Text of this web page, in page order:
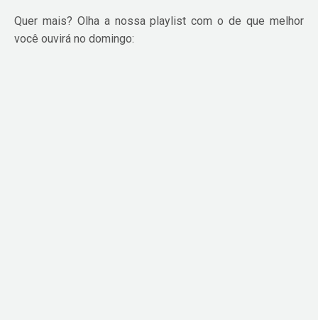
Quer mais? Olha a nossa playlist com o de que melhor
você ouvirá no domingo: